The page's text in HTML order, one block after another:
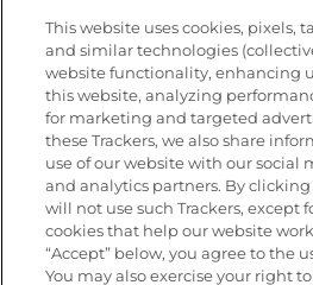
Nutrición
Únete a La
Recibe Nuevas Recetas,
Promociones
Email(Obligatorio)
This website uses cookies, pixels,
and similar technologies
website functionality, enhancing
this website, analyzing
for marketing and targeted
these Trackers, we also share
use of our website with our social
and analytics partners. By clicking
will not use such Trackers, except
cookies that help our website
“Accept” below, you agree to the
You may also exercise your right